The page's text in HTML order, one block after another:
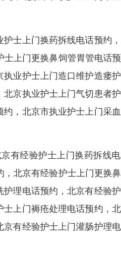
士上门换药拆线电话预约
上门更换鼻饲管胃管电话
业护士上门造口维护造瘘
京执业护士上门气切患者
，北京市执业护士上门采
有经验护士上门换药拆线
北京有经验护士上门更换
理电话预约，北京有经验
上门褥疮处理电话预约，
有经验护士上门灌肠护理